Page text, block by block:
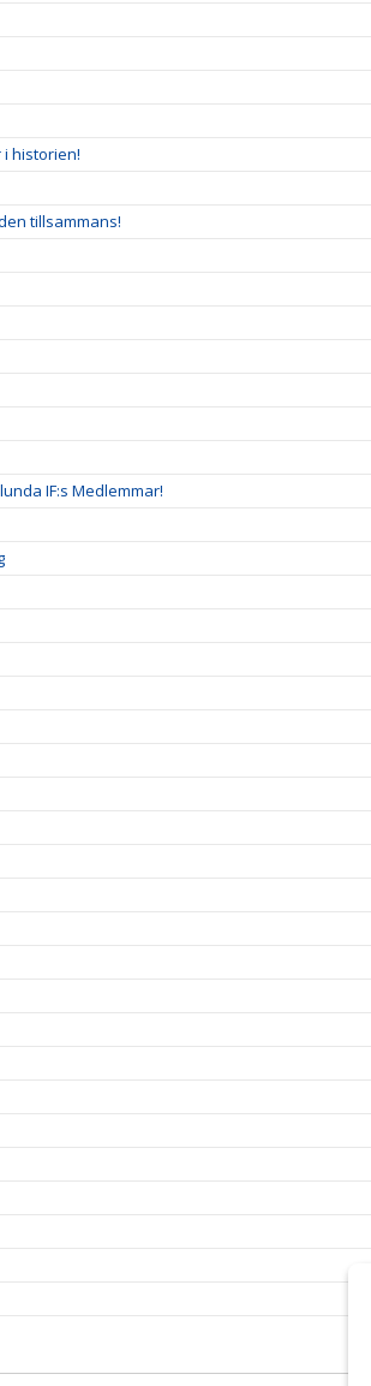
historien!
tillsammans!
IF:s Medlemmar!